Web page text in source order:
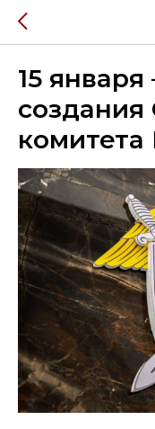
15
создания
комитета